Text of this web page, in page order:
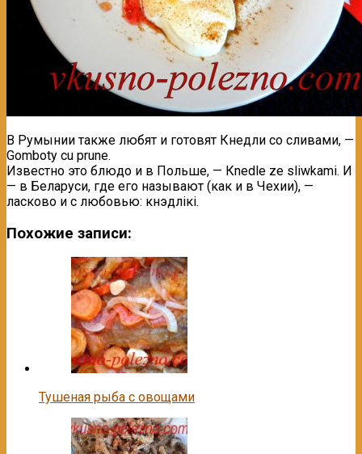
В Румынии также любят и готовят Кнедли со сливами, —
Gomboty cu prune.
Известно это блюдо и в Польше, — Кnedle ze sliwkami. И
— в Беларуси, где его называют (как и в Чехии), —
ласково и с любовью: кнэдлікі.
Похожие записи:
Тушеная рыба с овощами